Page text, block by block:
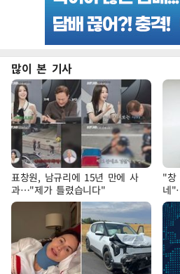
많이 본 기사
표창원, 남규리에 15년 만에 사
과…"제가 틀렸습니다"
"창
네
니